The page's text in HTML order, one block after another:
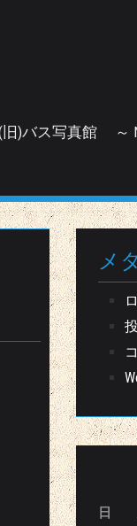
旧)バス写真館 ～
メ
日